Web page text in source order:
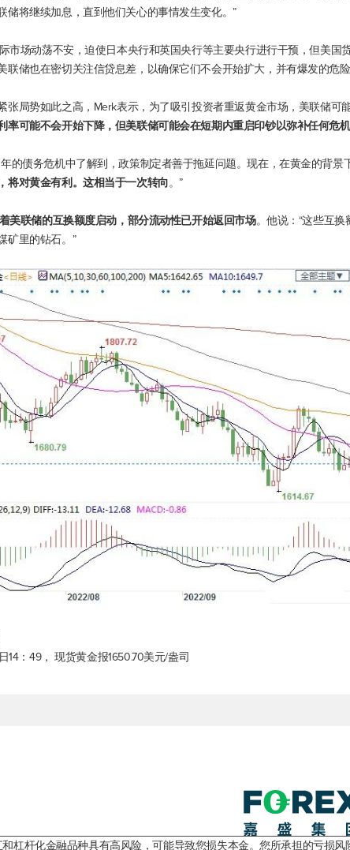
储将继续加息，直到他们关心的事情发生变化。”
市场动荡不安，迫使日本央行和英国央行等主要央行进行干预，但美国
联储也在密切关注信贷息差，以确保它们不会开始扩大，并有爆发的危险
张局势如此之高，Merk表示，为了吸引投资者重返黄金市场，美联储可
率可能不会开始下降，但美联储可能会在短期内重启印钞以弥补任何危机
的债务危机中了解到，政策制定者善于拖延问题。现在，在黄金的背景
将对黄金有利。这相当于一次转向。”
美联储的互换额度启动，部分流动性已开始返回市场。他说：“这些互
矿里的钻石。”
14：49，现货黄金报1650.70美元/盎司
杠杆化金融品种具有高风险，可能导致您损失本金。您所承担的亏损